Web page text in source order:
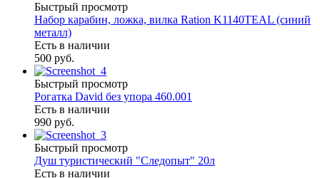
Быстрый просмотр
Набор карабин, ложка, вилка Ration K1140TEAL (синий
металл)
Есть в наличии
500 руб.
Быстрый просмотр
Рогатка David без упора 460.001
Есть в наличии
990 руб.
Быстрый просмотр
Душ туристический "Следопыт" 20л
Есть в наличии